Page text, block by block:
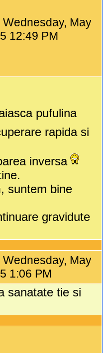
Wednesday, May
12:49 PM
pufulina
rapida si
inversa
suntem bine
gravidute
Wednesday, May
1:06 PM
sanatate tie si